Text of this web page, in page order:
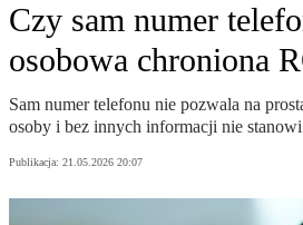
Czy sam numer
osobowa chroniona
Sam numer telefonu nie pozwala na
osoby i bez innych informacji nie
Publikacja: 21.05.2026 20:07